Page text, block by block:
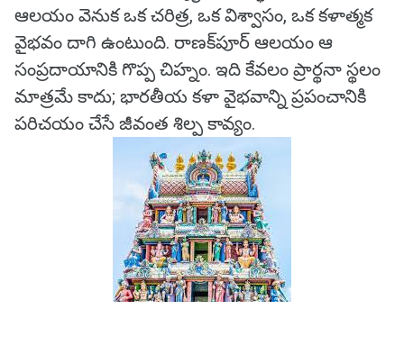
ఆలయం వెనుక ఒక చరిత్ర, ఒక విశ్వాసం, ఒక కళాత్మక
వైభవం దాగి ఉంటుంది. రాణక్‌పూర్ ఆలయం ఆ
సంప్రదాయానికి గొప్ప చిహ్నం. ఇది కేవలం ప్రార్థనా స్థలం
మాత్రమే కాదు; భారతీయ కళా వైభవాన్ని ప్రపంచానికి
పరిచయం చేసే జీవంత శిల్ప కావ్యం.